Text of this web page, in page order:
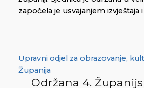
započela je usvajanjem izvještaja
Upravni odjel za obrazovanje,
Županija
Održana 4.